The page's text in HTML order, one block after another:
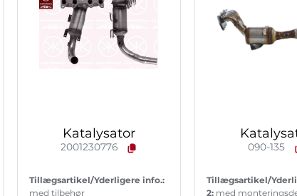
Katalysator
2001230776
Tillægsartikel/Yderligere info.:
med tilbehør
090-135
Tillægsartikel/
2:med